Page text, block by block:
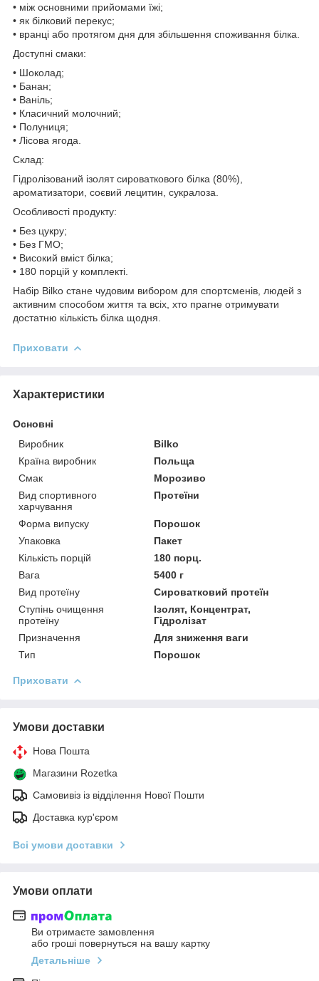
• між основними прийомами їжі;
• як білковий перекус;
• вранці або протягом дня для збільшення споживання білка.
Доступні смаки:
• Шоколад;
• Банан;
• Ваніль;
• Класичний молочний;
• Полуниця;
• Лісова ягода.
Склад:
Гідролізований ізолят сироваткового білка (80%),
ароматизатори, соєвий лецитин, сукралоза.
Особливості продукту:
• Без цукру;
• Без ГМО;
• Високий вміст білка;
• 180 порцій у комплекті.
Набір Bilko стане чудовим вибором для спортсменів, людей з
активним способом життя та всіх, хто прагне отримувати
достатню кількість білка щодня.
Приховати
Характеристики
Основні
Виробник
Bilko
Країна виробник
Польща
Смак
Морозиво
Вид спортивного
харчування
Протеїни
Форма випуску
Порошок
Упаковка
Пакет
Кількість порцій
180 порц.
Вага
5400 г
Вид протеїну
Сироватковий протеїн
Ступінь очищення
протеїну
Ізолят, Концентрат,
Гідролізат
Призначення
Для зниження ваги
Тип
Порошок
Приховати
Умови доставки
Нова Пошта
Магазини Rozetka
Самовивіз із відділення Нової Пошти
Доставка кур'єром
Всі умови доставки
Умови оплати
Ви отримаєте замовлення
або гроші повернуться на вашу картку
Детальніше